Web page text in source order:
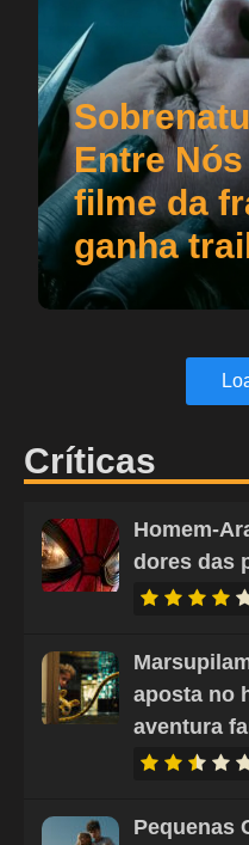
Entre
filme da
ganha
Críticas
Homem-
dores das
aposta no
aventura
Pequenas